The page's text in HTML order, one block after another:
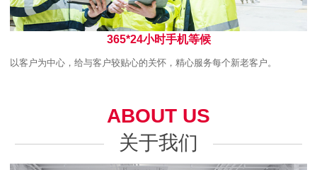
365*24小时手机等候
以客户为中心，给与客户较贴心的关怀，精心服务每个新老客户。
ABOUT US
关于我们